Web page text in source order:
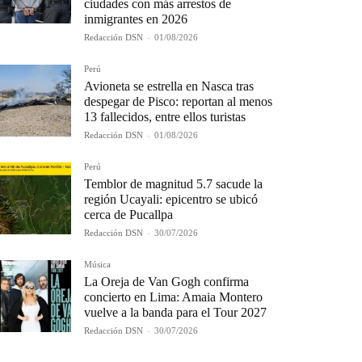
ciudades con más arrestos de
inmigrantes en 2026
Redacción DSN - 01/08/2026
Perú
Avioneta se estrella en Nasca tras
despegar de Pisco: reportan al menos
13 fallecidos, entre ellos turistas
Redacción DSN - 01/08/2026
Perú
Temblor de magnitud 5.7 sacude la
región Ucayali: epicentro se ubicó
cerca de Pucallpa
Redacción DSN - 30/07/2026
Música
La Oreja de Van Gogh confirma
concierto en Lima: Amaia Montero
vuelve a la banda para el Tour 2027
Redacción DSN - 30/07/2026